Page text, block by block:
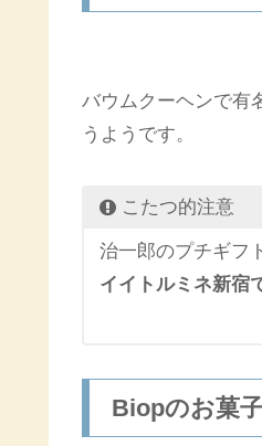
バウムクーヘンで有
うようです。
こたつ的注意
治一郎のプチギフ
イイトルミネ新宿
Biopのお菓